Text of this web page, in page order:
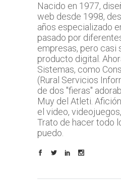
Nacido en 1977,
web desde 1998,
años especializado
pasado por
empresas, pero casi
producto digital.
Sistemas, como
(Rural Servicios
de dos "fieras"
Muy del Atleti.
el video, videojuegos,
Trato de hacer todo
puedo.